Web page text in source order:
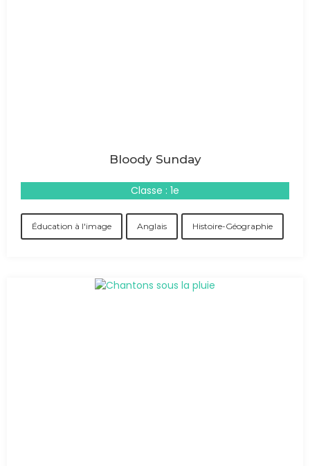
Bloody Sunday
Classe : 1e
Éducation à l'image Anglais Histoire-Géographie